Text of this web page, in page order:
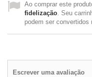
Ao comprar este
fidelização. Seu
podem ser
Escrever uma avaliação